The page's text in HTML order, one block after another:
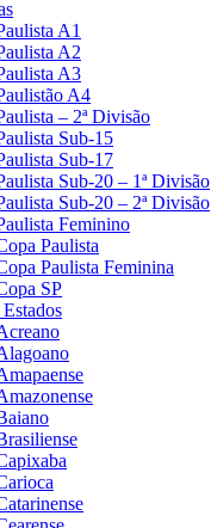
A1
A2
A3
A4
– 2ª Divisão
Sub-15
Sub-17
Sub-20 – 1ª Divisão
Sub-20 – 2ª Divisão
Feminino
Paulista
Paulista Feminina
SP